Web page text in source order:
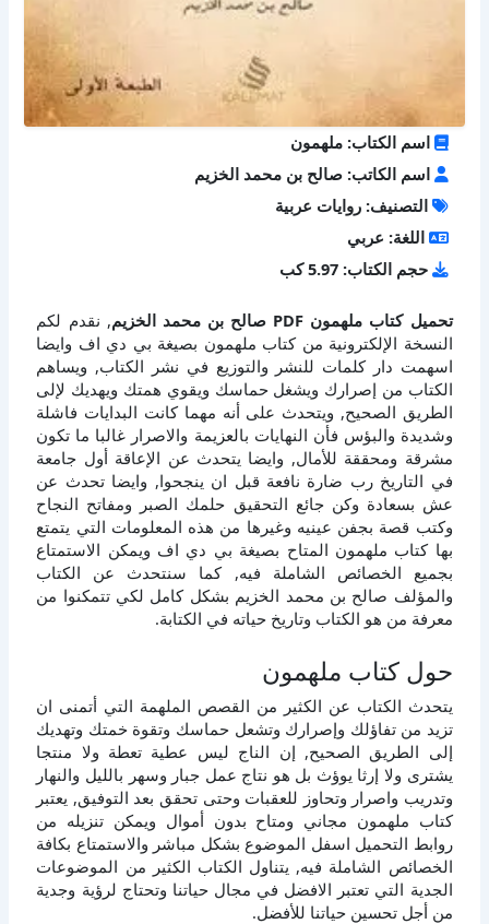
اسم الكتاب: ملهمون
اسم الكاتب: صالح بن محمد الخزيم
التصنيف: روايات عربية
اللغة: عربي
حجم الكتاب: 5.97 كب
تحميل كتاب ملهمون PDF صالح بن محمد الخزيم
, نقدم لكم
النسخة الإلكترونية من كتاب ملهمون بصيغة بي دي اف وايضا
اسهمت دار كلمات للنشر والتوزيع في نشر الكتاب, ويساهم
الكتاب من إصرارك ويشغل حماسك ويقوي همتك ويهديك لإلى
الطريق الصحيح, ويتحدث على أنه مهما كانت البدايات فاشلة
وشديدة والبؤس فأن النهايات بالعزيمة والاصرار غالبا ما تكون
مشرقة ومحققة للأمال, وايضا يتحدث عن الإعاقة أول جامعة
في التاريخ رب ضارة نافعة قبل ان ينجحوا, وايضا تحدث عن
عش بسعادة وكن جائع التحقيق حلمك الصبر ومفاتح النجاح
وكتب قصة بجفن عينيه وغيرها من هذه المعلومات التي يتمتع
بها كتاب ملهمون المتاح بصيغة بي دي اف ويمكن الاستمتاع
بجميع الخصائص الشاملة فيه, كما سنتحدث عن الكتاب
والمؤلف صالح بن محمد الخزيم بشكل كامل لكي تتمكنوا من
معرفة من هو الكتاب وتاريخ حياته في الكتابة.
حول كتاب ملهمون
يتحدث الكتاب عن الكثير من القصص الملهمة التي أتمنى ان
تزيد من تفاؤلك وإصرارك وتشعل حماسك وتقوة خمتك وتهديك
إلى الطريق الصحيح, إن الناج ليس عطية تعطة ولا منتجا
يشترى ولا إرثا يوؤث بل هو نتاج عمل جبار وسهر بالليل والنهار
وتدريب واصرار وتحاوز للعقبات وحتى تحقق بعد التوفيق, يعتبر
كتاب ملهمون مجاني ومتاح بدون أموال ويمكن تنزيله من
روابط التحميل اسفل الموضوع بشكل مباشر والاستمتاع بكافة
الخصائص الشاملة فيه, يتناول الكتاب الكثير من الموضوعات
الجدية التي تعتبر الافضل في مجال حياتنا وتحتاج لرؤية وجدية
من أجل تحسين حياتنا للأفضل.